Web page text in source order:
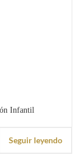
Infantil
Seguir leyendo